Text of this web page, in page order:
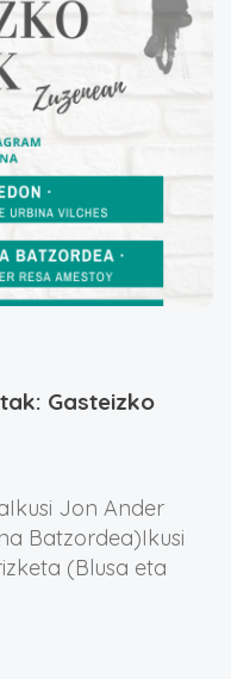
Gasteizko
Jon Ander
Batzordea)Ikusi
(Blusa eta